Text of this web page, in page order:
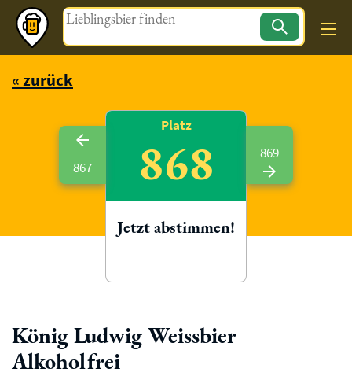
Magazin
« zurück
König Ludwig Weissbier
Alkoholfrei
867
Platz
868
Jetzt abstimmen!
869